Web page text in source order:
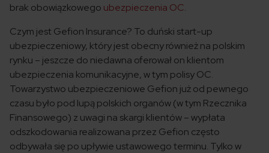
brak obowiązkowego ubezpieczenia OC.
Czym jest Gefion Insurance? To duński start-up
ubezpieczeniowy, który jest obecny również na polskim
rynku – jeszcze do niedawna oferował on klientom
ubezpieczenia komunikacyjne, w tym polisy OC.
Towarzystwo ubezpieczeniowe Gefion już od pewnego
czasu było pod lupą polskich organów (w tym Rzecznika
Finansowego) z uwagi na skargi klientów – wypłata
odszkodowania realizowana przez Gefion często
odbywała się po upływie ustawowego terminu. Tylko w